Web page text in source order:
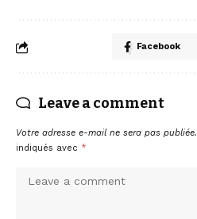
Facebook
Leave a comment
Votre adresse e-mail ne sera pas publiée.
indiqués avec *